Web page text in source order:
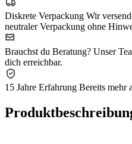
Diskrete Verpackung Wir
neutraler Verpackung ohne
Brauchst du Beratung? Unser
dich erreichbar.
15 Jahre Erfahrung Bereits mehr